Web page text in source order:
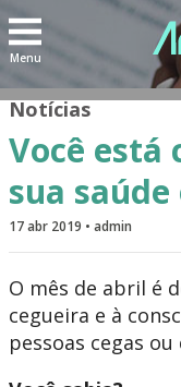
Menu
Notícias
Você está
sua
17 abr 2019 • admin
O mês de abril é
cegueira e à
pessoas cegas